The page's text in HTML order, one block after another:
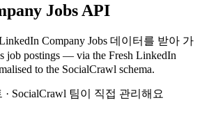
Jobs API
Company Jobs 데이터를 받아 가
job postings — via the Fresh LinkedIn
to the SocialCrawl schema.
· SocialCrawl 팀이 직접 관리해요